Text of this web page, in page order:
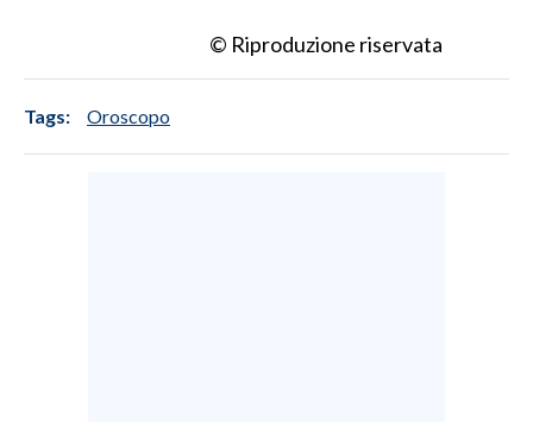
© Riproduzione riservata
Tags: Oroscopo